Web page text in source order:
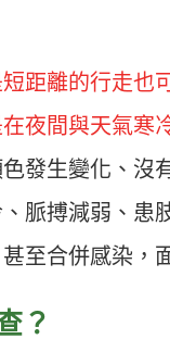
距離的行走也
夜間與天氣寒
發生變化、沒
脈搏減弱、患
至合併感染，
？